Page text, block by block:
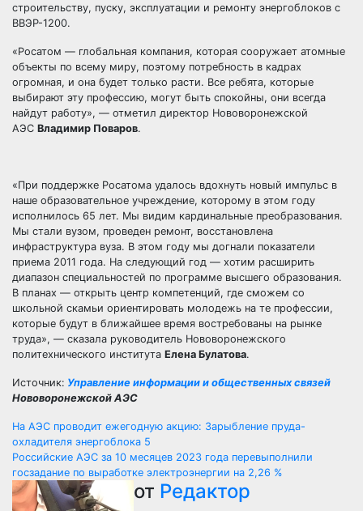
строительству, пуску, эксплуатации и ремонту энергоблоков с
ВВЭР-1200.
«Росатом — глобальная компания, которая сооружает атомные
объекты по всему миру, поэтому потребность в кадрах
огромная, и она будет только расти. Все ребята, которые
выбирают эту профессию, могут быть спокойны, они всегда
найдут работу», — отметил директор Нововоронежской
АЭС Владимир Поваров.
«При поддержке Росатома удалось вдохнуть новый импульс в
наше образовательное учреждение, которому в этом году
исполнилось 65 лет. Мы видим кардинальные преобразования.
Мы стали вузом, проведен ремонт, восстановлена
инфраструктура вуза. В этом году мы догнали показатели
приема 2011 года. На следующий год — хотим расширить
диапазон специальностей по программе высшего образования.
В планах — открыть центр компетенций, где сможем со
школьной скамьи ориентировать молодежь на те профессии,
которые будут в ближайшее время востребованы на рынке
труда», — сказала руководитель Нововоронежского
политехнического института Елена Булатова.
Источник: Управление информации и общественных связей
Нововоронежской АЭС
Навигация
по
записям
На АЭС проводит ежегодную акцию: Зарыбление пруда-
охладителя энергоблока 5
Российские АЭС за 10 месяцев 2023 года перевыполнили
госзадание по выработке электроэнергии на 2,26 %
от Редактор